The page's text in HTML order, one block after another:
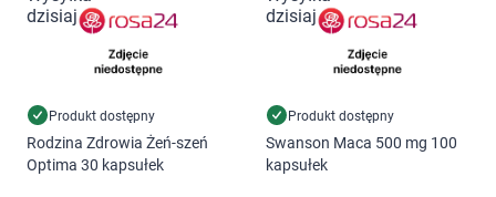
Produkt dostępny
Rodzina Zdrowia Żeń-szeń
Optima 30 kapsułek
Produkt dostępny
Swanson Maca 500 mg 100
kapsułek